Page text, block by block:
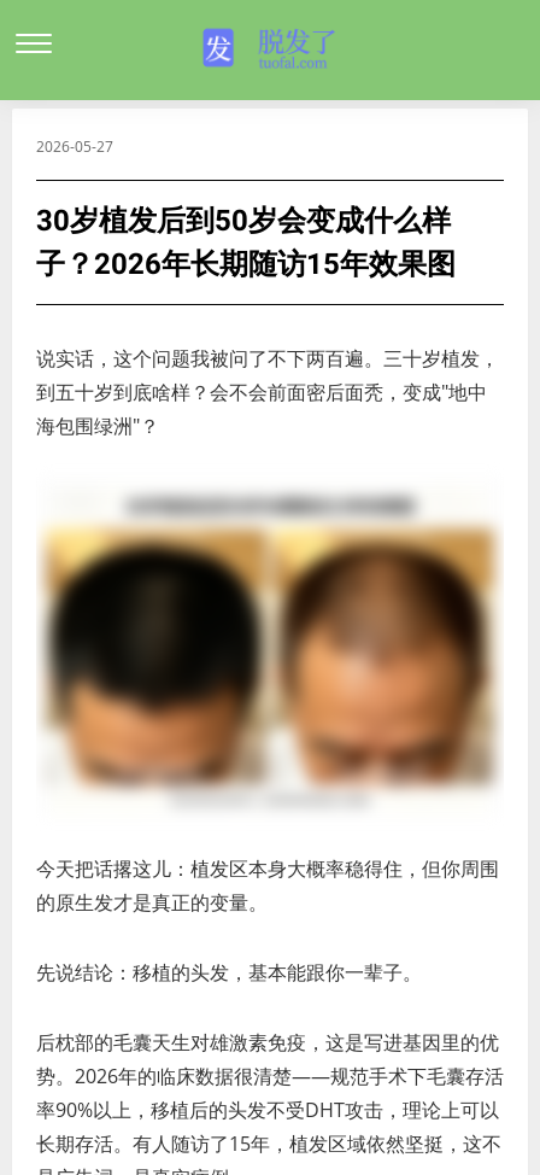
2026-05-27
30岁植发后到50岁会变成什么样
子？2026年长期随访15年效果图
说实话，这个问题我被问了不下两百遍。三十岁植发，
到五十岁到底啥样？会不会前面密后面秃，变成"地中
海包围绿洲"？
今天把话撂这儿：植发区本身大概率稳得住，但你周围
的原生发才是真正的变量。
先说结论：移植的头发，基本能跟你一辈子。
后枕部的毛囊天生对雄激素免疫，这是写进基因里的优
势。2026年的临床数据很清楚——规范手术下毛囊存活
率90%以上，移植后的头发不受DHT攻击，理论上可以
长期存活。有人随访了15年，植发区域依然坚挺，这不